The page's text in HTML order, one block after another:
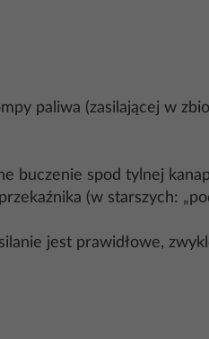
paliwa (zasilającej w
buczenie spod tylnej
(w starszych:
jest prawidłowe,